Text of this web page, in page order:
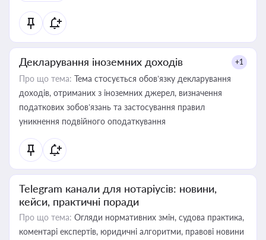
Декларування іноземних доходів +1
Про що тема: Тема стосується обов’язку декларування
доходів, отриманих з іноземних джерел, визначення
податкових зобов’язань та застосування правил
уникнення подвійного оподаткування
Telegram канали для нотаріусів: новини,
кейси, практичні поради
Про що тема: Огляди нормативних змін, судова практика,
коментарі експертів, юридичні алгоритми, правові новини